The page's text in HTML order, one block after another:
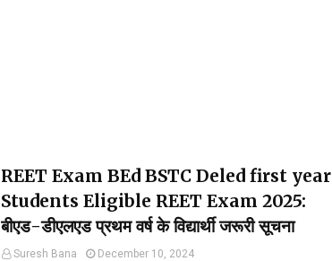
REET Exam BEd BSTC Deled first year
Students Eligible REET Exam 2025:
बीएड-डीएलएड प्रथम वर्ष के विद्यार्थी जरूरी सूचना
Suresh Bana
December 10, 2024